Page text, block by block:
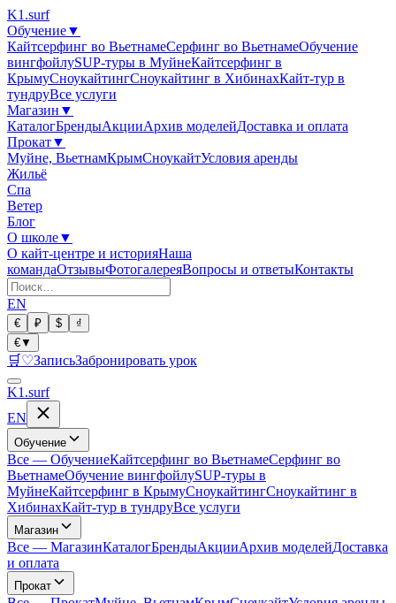
K1 .surf
Обучение▼
Кайтсерфинг во ВьетнамеСерфинг во ВьетнамеОбучение
вингфойлуSUP-туры в МуйнеКайтсерфинг в
КрымуСноукайтингСноукайтинг в ХибинахКайт-тур в
тундруВсе услуги
Магазин ▼
КаталогБрендыАкцииАрхив моделейДоставка и оплата
Прокат▼
Муйне, ВьетнамКрымСноукайтУсловия аренды
Жильё
Спа
Ветер
Блог
О школе▼
О кайт-центре и историяНаша
командаОтзывыФотогалереяВопросы и ответыКонтакты
EN
€ ₽ $
₫
€▼
🛒 ♡ЗаписьЗабронировать урок
K1 .surf
EN
Обучение
Все — ОбучениеКайтсерфинг во ВьетнамеСерфинг во
ВьетнамеОбучение вингфойлуSUP-туры в
МуйнеКайтсерфинг в КрымуСноукайтингСноукайтинг в
ХибинахКайт-тур в тундруВсе услуги
Магазин
Все — МагазинКаталогБрендыАкцииАрхив моделейДоставка
и оплата
Прокат